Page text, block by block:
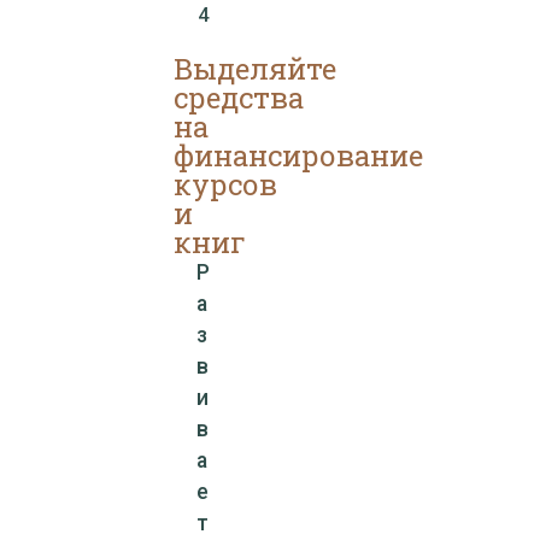
4
Выделяйте
средства
на
финансирование
курсов
и
книг
Р
а
з
в
и
в
а
е
т